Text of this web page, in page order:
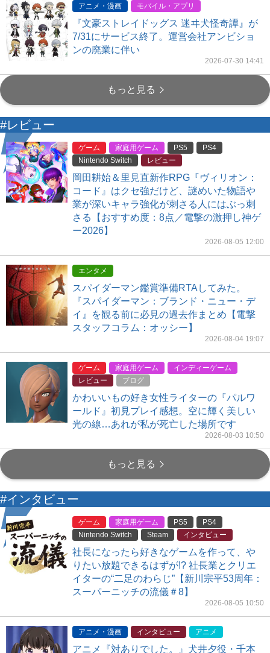
アニメ・漫画 モバイル・アプリ
『文豪ストレイドッグス 迷ヰ犬怪奇譚』が
7/31にサービス終了。運営会社アンビショ
ンの廃業に伴い
2026-07-30 14:41
もっと見る
#レビュー
ゲーム 家庭用ゲーム PS5
PS4
Nintendo Switch
レビュー
岡田耕始＆里見直新作RPG『ヴィリオン：
コード』はクセ強だけど、謎めいた物語や
業が深いキャラ強化が刺さる人にはぶっ刺
さる【おすすめ度：8点／電撃の激押し神ゲ
ー2026】
2026-08-05 12:00
エンタメ
スパイダーマン鑑賞準備RTAしてみた。
『スパイダーマン：ブランド・ニュー・デ
イ』を観る前に必見の過去作まとめ【電撃
スタッフコラム：オッシー】
2026-08-04 19:07
ゲーム 家庭用ゲーム
インディーゲーム
レビュー
ブログ
かわいいもの好き女性ライターの『パルワ
ールド』初見プレイ感想。空に輝く美しい
光の線…あれが私が死亡した場所です
2026-08-03 10:50
もっと見る
#インタビュー
ゲーム 家庭用ゲーム PS5
PS4
Nintendo Switch
Steam インタビュー
社長になったら好きなゲームを作って、や
りたい放題できるはずが!? 社長業とクリエ
イターの“二足のわらじ”【新川宗平53周年：
スーパーニッチの流儀＃8】
2026-08-05 10:50
アニメ・漫画 インタビュー アニメ
アニメ『対ありでした。』犬井夕役・千本